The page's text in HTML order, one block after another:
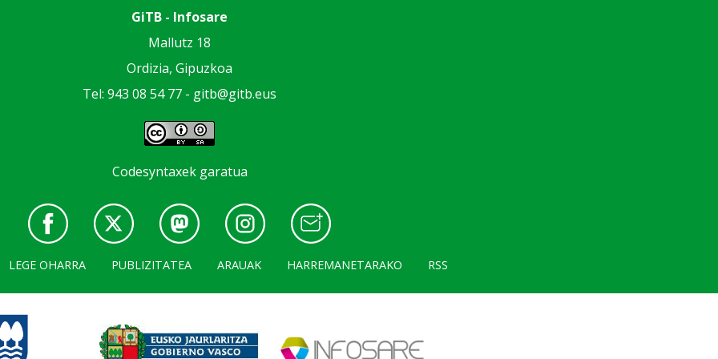
GiTB - Infosare
Mallutz 18
Ordizia, Gipuzkoa
Tel: 943 08 54 77 - gitb@gitb.eus
Codesyntaxek garatua
LEGE OHARRA PUBLIZITATEA ARAUAK HARREMANETARAKO RSS